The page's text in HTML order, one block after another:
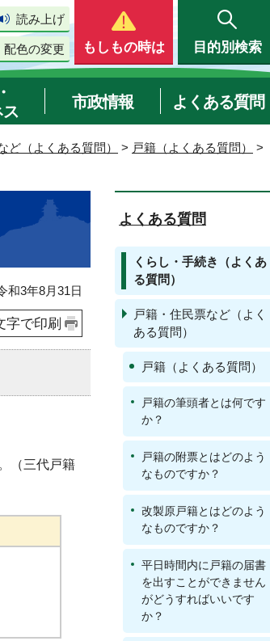
読み上げ
配色の変更 もしもの時は 目的別検索
ス
市政情報 よくある質問
ど（よくある質問） > 戸籍（よくある質問）
>
3年8月31日
字で印刷
（三代戸籍
よくある質問
くらし・手続き（よくあ
る質問）
戸籍・住民票など（よく
ある質問）
戸籍（よくある質問）
戸籍の筆頭者とは何です
か？
戸籍の附票とはどのよう
なものですか？
改製原戸籍とはどのよう
なものですか？
平日時間内に戸籍の届書
を出すことができません
がどうすればいいです
か？